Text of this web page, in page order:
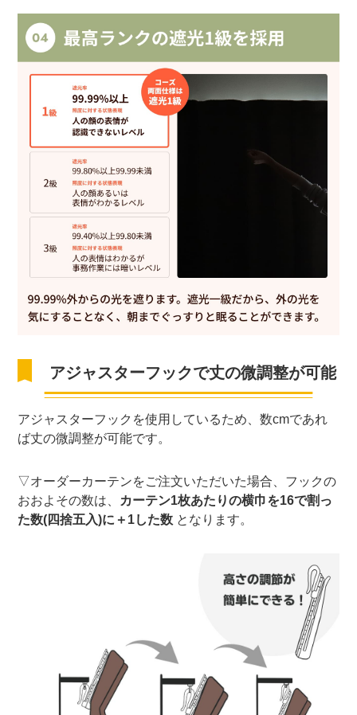
アジャスターフックで丈の微調整が可能
アジャスターフックを使用しているため、数cmであれ
ば丈の微調整が可能です。
▽オーダーカーテンをご注文いただいた場合、フックの
おおよその数は、 カーテン1枚あたりの横巾を16で割っ
た数(四捨五入)に＋1した数 となります。